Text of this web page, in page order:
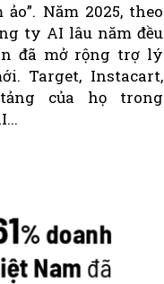
Năm 2025, theo
ty AI lâu năm đều
đã mở rộng trợ lý
Target, Instacart,
của họ trong